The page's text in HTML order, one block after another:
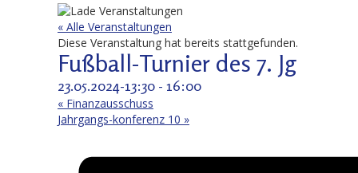
« Alle Veranstaltungen
Diese Veranstaltung hat bereits stattgefunden.
Fußball-Turnier des 7. Jg
23.05.2024-13:30 - 16:00
« Finanzausschuss
Jahrgangs-konferenz 10 »